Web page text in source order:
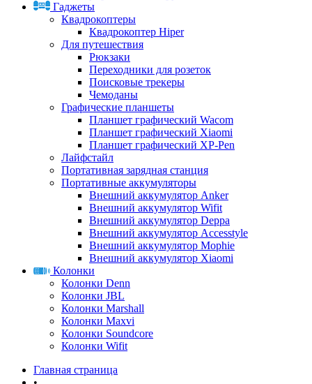
Гаджеты
Квадрокоптеры
Квадрокоптер Hiper
Для путешествия
Рюкзаки
Переходники для розеток
Поисковые трекеры
Чемоданы
Графические планшеты
Планшет графический Wacom
Планшет графический Xiaomi
Планшет графический XP-Pen
Лайфстайл
Портативная зарядная станция
Портативные аккумуляторы
Внешний аккумулятор Anker
Внешний аккумулятор Wifit
Внешний аккумулятор Deppa
Внешний аккумулятор Accesstyle
Внешний аккумулятор Mophie
Внешний аккумулятор Xiaomi
Колонки
Колонки Denn
Колонки JBL
Колонки Marshall
Колонки Maxvi
Колонки Soundcore
Колонки Wifit
Главная страница